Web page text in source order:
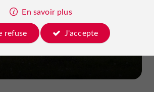
et Musée du Pruneau
à Lafitte-sur-Lot
En savoir plus
refuse
J'accepte